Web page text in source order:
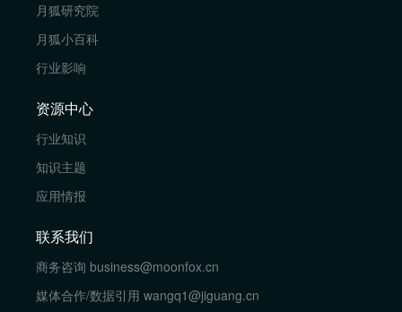
月狐研究院
月狐小百科
行业影响
资源中心
行业知识
知识主题
应用情报
联系我们
商务咨询 business@moonfox.cn
媒体合作/数据引用 wangq1@jiguang.cn